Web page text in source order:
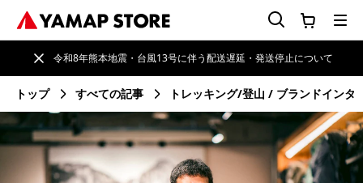
令和8年熊本地震・台風13号に伴う配送遅延・発送停止について
トップ すべての記事 トレッキング/登山 ブランドインタ